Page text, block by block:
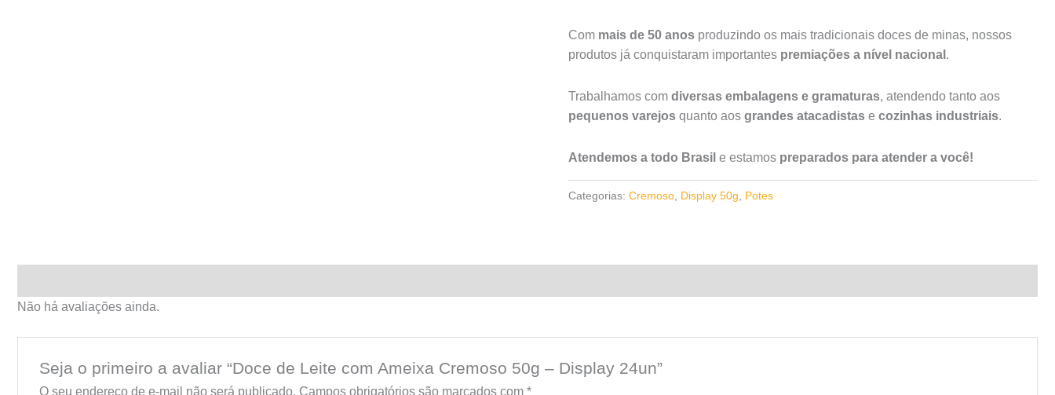
Com mais de 50 anos produzindo os mais tradicionais doces de minas, nossos
produtos já conquistaram importantes premiações a nível nacional .
Trabalhamos com diversas embalagens e gramaturas, atendendo tanto aos
pequenos varejos quanto aos grandes atacadistas e cozinhas industriais.
Atendemos a todo Brasil e estamos preparados para atender a você!
Categorias: Cremoso Display 50g Potes
Não há avaliações ainda.
Seja o primeiro a avaliar “Doce de Leite com Ameixa Cremoso 50g – Display 24un”
O seu endereço de e-mail não será publicado. Campos obrigatórios são marcados com *